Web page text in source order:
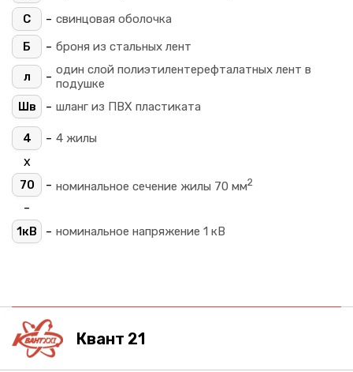
С
- свинцовая оболочка
Б
- броня из стальных лент
л - один слой полиэтилентерефталатных лент в
подушке
Шв
- шланг из ПВХ пластиката
4 - 4 жилы
х
70 - номинальное сечение жилы 70 мм2
-
1кВ - номинальное напряжение 1 кВ
Квант 21